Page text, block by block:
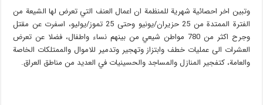
وتبين اخر احصائية شهرية للمنظمة ان اعمال العنف التي تعرض لها الشيعة من
الفترة الممتدة من 25 حزيران/يونيو وحتى 25 تموز/يوليو، اسفرت عن مقتل
وجرح اكثر من 780 مواطن شيعي من بينهم نساء واطفال، فضلا عن تعرض
العشرات الى عمليات خطف وابتزاز وتهجير وتدمير للاموال والممتلكات الخاصة
والعامة، كتفجير المنازل والمساجد والحسينيات في العديد من مناطق العراق.